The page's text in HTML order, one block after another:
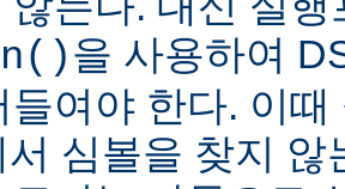
을 사용하여
들여야 한다. 이
심볼을 찾지 않